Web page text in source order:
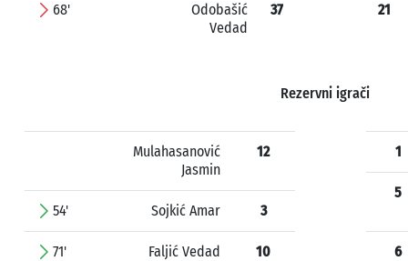
68'
Odobašić
Vedad
37 21
Rezervni igrači
Mulahasanović
Jasmin
12
54' Sojkić Amar 3
71' Faljić Vedad 10
1
5
6